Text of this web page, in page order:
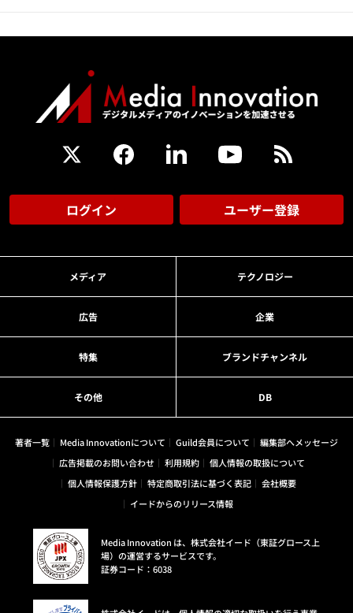
ログイン ユーザー登録
メディア テクノロジー
広告 企業
特集 ブランドチャンネル
その他 DB
著者一覧 Media Innovationについて Guild会員について
編集部へメッセージ
広告掲載のお問い合わせ
利用規約
個人情報の取扱について
個人情報保護方針
特定商取引法に基づく表記
会社概要
イードからのリリース情報
Media Innovation は、株式会社イード（東証グロース上
場）の運営するサービスです。
証券コード：6038